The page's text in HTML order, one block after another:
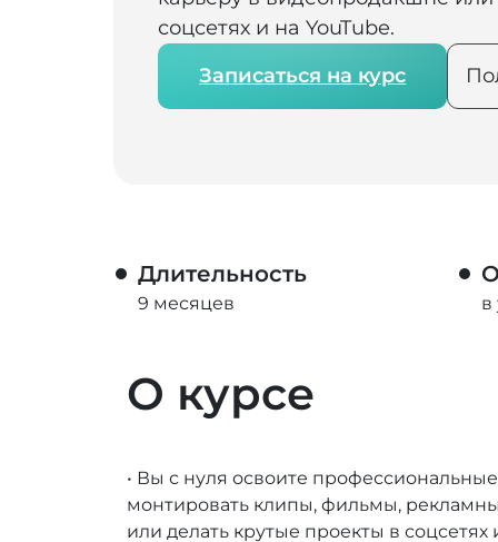
соцсетях и на YouTube.
Записаться на курс
Длительность
9 месяцев в
О курсе
• Вы с нуля освоите
монтировать клипы, фильмы,
или делать крутые проекты в соцсетях